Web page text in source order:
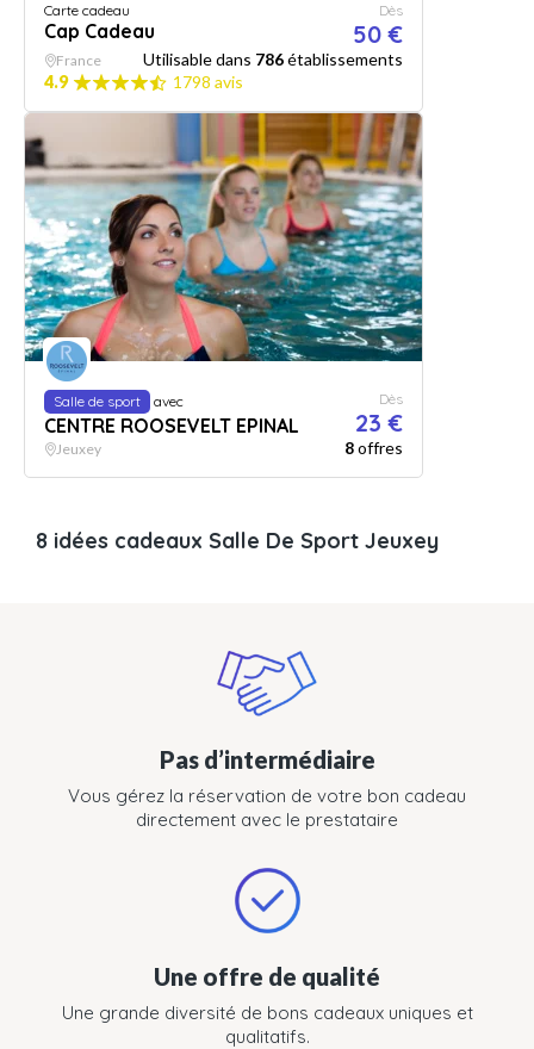
Carte cadeau
Cap Cadeau
Dès
50 €
France Utilisable dans 786établissements
4.9
1798 avis
Salle de sport avec
CENTRE ROOSEVELT EPINAL
Dès
23 €
Jeuxey 8offres
8 idées cadeaux Salle De Sport Jeuxey
Pas d’intermédiaire
Vous gérez la réservation de votre bon cadeau
directement avec le prestataire
Une offre de qualité
Une grande diversité de bons cadeaux uniques et
qualitatifs.